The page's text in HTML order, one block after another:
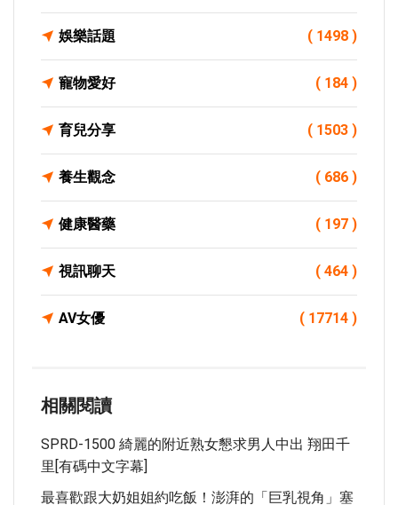
娛樂話題 ( 1498 )
寵物愛好 ( 184 )
育兒分享 ( 1503 )
養生觀念 ( 686 )
健康醫藥 ( 197 )
視訊聊天 ( 464 )
AV女優 ( 17714 )
相關閱讀
SPRD-1500 綺麗的附近熟女懇求男人中出 翔田千
里[有碼中文字幕]
最喜歡跟大奶姐姐約吃飯！澎湃的「巨乳視角」塞